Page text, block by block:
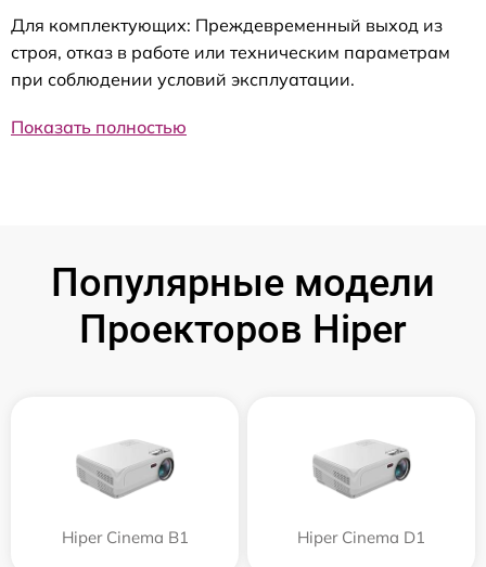
Для комплектующих: Преждевременный выход из
строя, отказ в работе или техническим параметрам
при соблюдении условий эксплуатации.
Показать полностью
Популярные модели
Проекторов Hiper
Hiper Cinema B1 Hiper Cinema D1